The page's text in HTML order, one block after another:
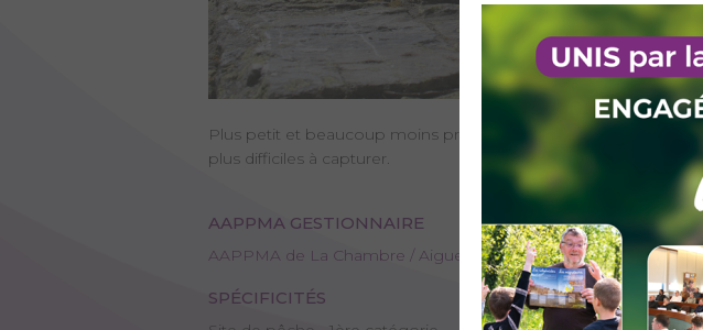
Plus petit et beaucoup moins profond que le Lou, le lac Noir
plus difficiles à capturer.
AAPPMA GESTIONNAIRE
AAPPMA de La Chambre / Aiguebelle - L'amicale des Pêcheurs
SPÉCIFICITÉS